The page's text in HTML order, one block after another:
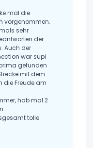
mal die
vorgenommen.
sehr
der
Auch der
war supi
gefunden
mit dem
die Freude am
hab mal 2
tolle